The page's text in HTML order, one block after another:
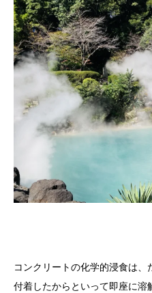
コンクリートの化学的浸食は
付着したからといって即座に